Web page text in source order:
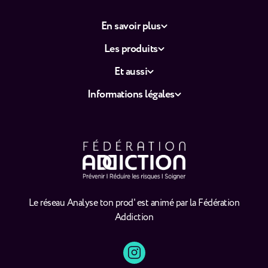
Le réseau Analyse ton prod' est animé par la Fédération
Addiction
En savoir plus
Les produits
Et aussi
Informations légales